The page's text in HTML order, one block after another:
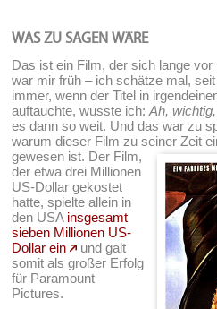
WAS ZU SAGEN WÄRE
Das ist ein Film, der sich lange
war mir früh – ich schätze mal,
immer, wenn der Titel in
auftauchte, wusste ich:Ah,
es dann so weit. Und das war zu
warum dieser Film zu seiner Zeit
gewesen ist. Der Film,
der etwa drei Millionen
US-Dollar gekostet
hatte, spielte allein in
den USA insgesamt
sieben Millionen US-
Dollar ein
und galt
somit als großer Erfolg
für Paramount
Pictures.